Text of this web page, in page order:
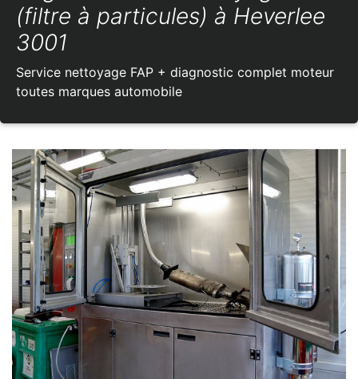
(filtre à particules) à Heverlee
3001
Service nettoyage FAP + diagnostic complet moteur
toutes marques automobile